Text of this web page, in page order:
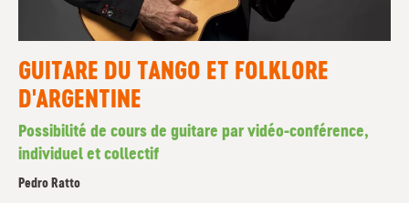
GUITARE DU TANGO ET FOLKLORE
D'ARGENTINE
Possibilité de cours de guitare par vidéo-conférence,
individuel et collectif
Pedro Ratto